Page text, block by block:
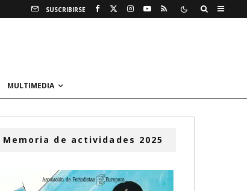
SUSCRIBIRSE
MULTIMEDIA
Memoria de actividades 2025